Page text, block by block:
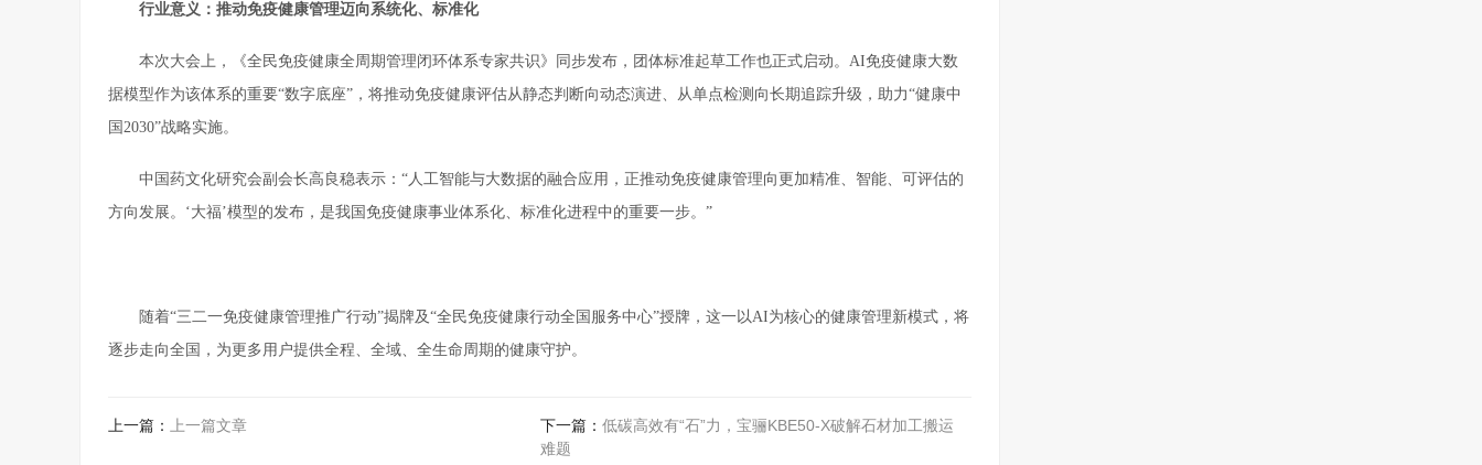
行业意义：推动免疫健康管理迈向系统化、标准化
本次大会上，《全民免疫健康全周期管理闭环体系专家共识》同步发布，团体标准起草工作也正式启动。AI免疫健康大数
据模型作为该体系的重要“数字底座”，将推动免疫健康评估从静态判断向动态演进、从单点检测向长期追踪升级，助力“健康中
国2030”战略实施。
中国药文化研究会副会长高良稳表示：“人工智能与大数据的融合应用，正推动免疫健康管理向更加精准、智能、可评估的
方向发展。‘大福’模型的发布，是我国免疫健康事业体系化、标准化进程中的重要一步。”
随着“三二一免疫健康管理推广行动”揭牌及“全民免疫健康行动全国服务中心”授牌，这一以AI为核心的健康管理新模式，将
逐步走向全国，为更多用户提供全程、全域、全生命周期的健康守护。
上一篇： 上一篇文章 下一篇： 低碳高效有“石”力，宝骊KBE50-X破解石材加工搬运
难题